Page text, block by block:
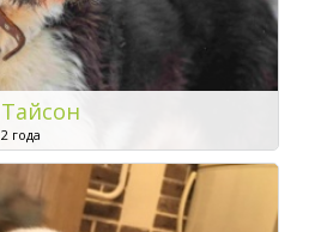
Тайсон
2 года